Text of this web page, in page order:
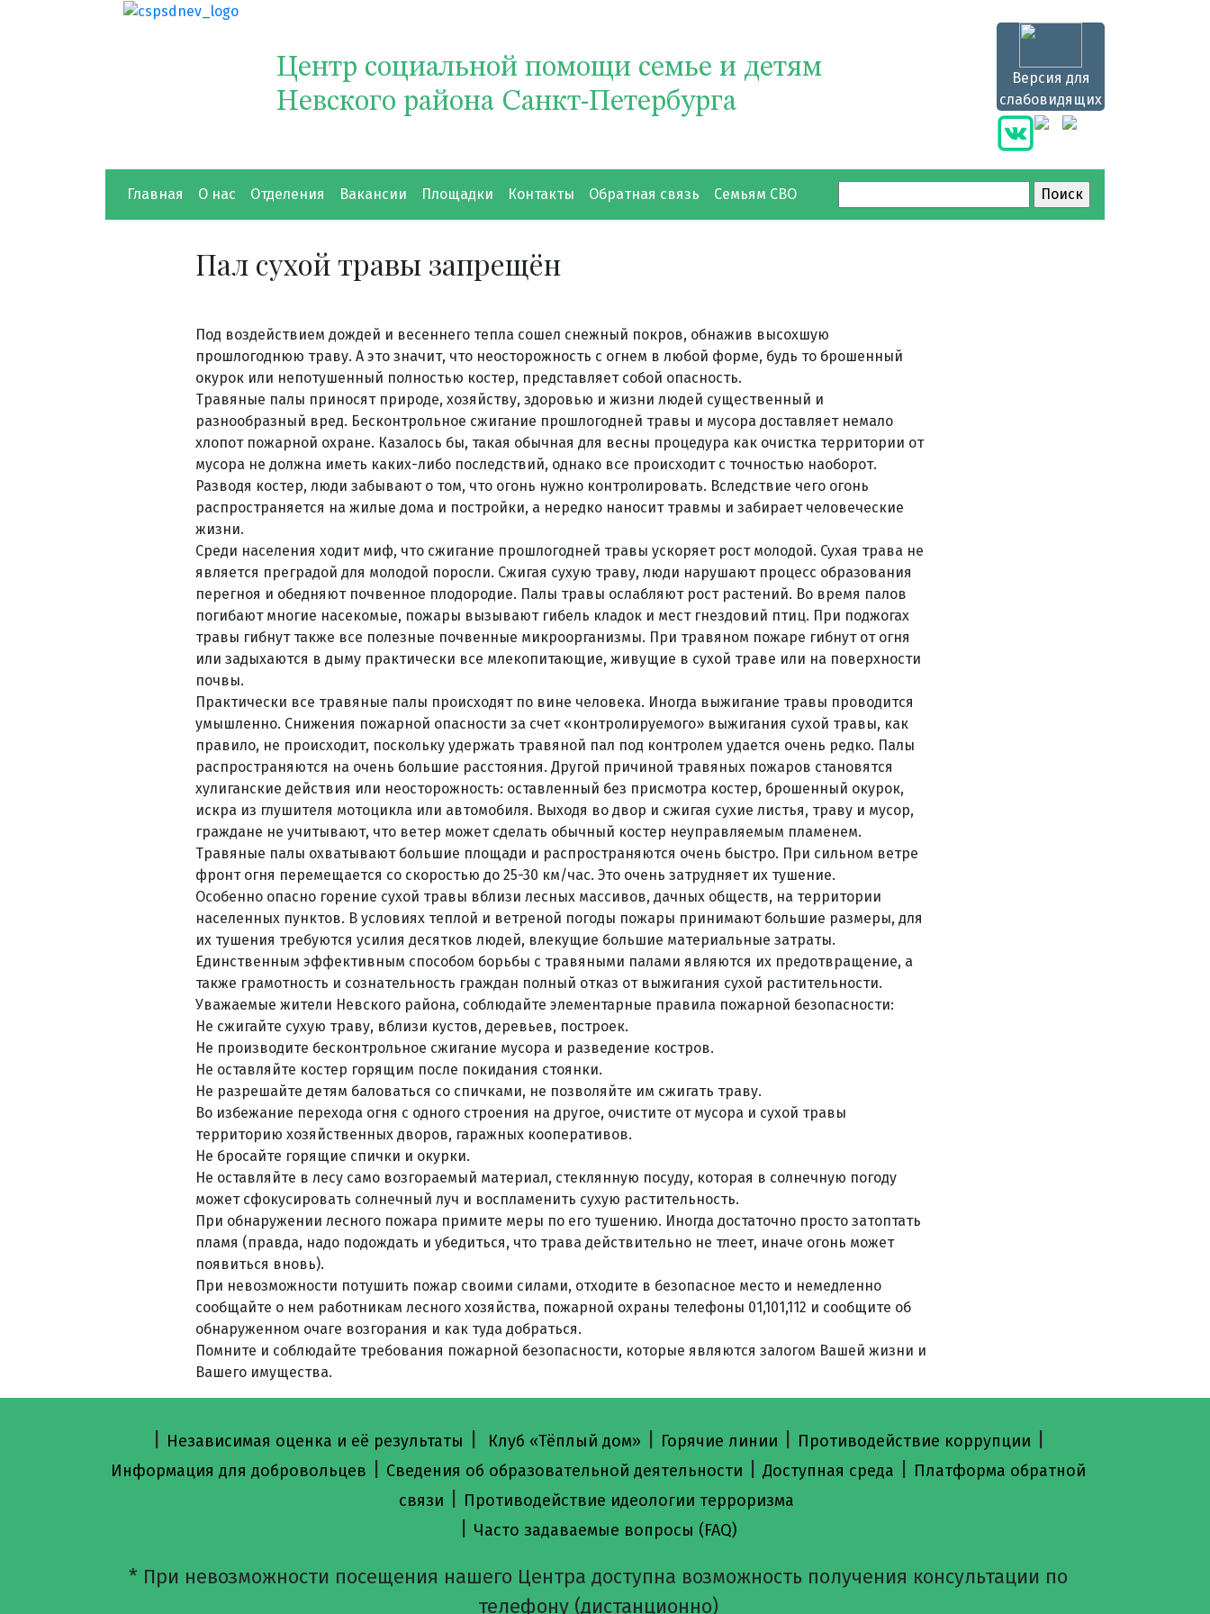
Центр социальной помощи семье и детям
Невского района Санкт-Петербурга
Версия для
слабовидящих
Главная О нас Отделения Вакансии Площадки Контакты Обратная связь Семьям СВО
Найти:
Пал сухой травы запрещён
Под воздействием дождей и весеннего тепла сошел снежный покров, обнажив высохшую
прошлогоднюю траву. А это значит, что неосторожность с огнем в любой форме, будь то брошенный
окурок или непотушенный полностью костер, представляет собой опасность.
Травяные палы приносят природе, хозяйству, здоровью и жизни людей существенный и
разнообразный вред. Бесконтрольное сжигание прошлогодней травы и мусора доставляет немало
хлопот пожарной охране. Казалось бы, такая обычная для весны процедура как очистка территории от
мусора не должна иметь каких-либо последствий, однако все происходит с точностью наоборот.
Разводя костер, люди забывают о том, что огонь нужно контролировать. Вследствие чего огонь
распространяется на жилые дома и постройки, а нередко наносит травмы и забирает человеческие
жизни.
Среди населения ходит миф, что сжигание прошлогодней травы ускоряет рост молодой. Сухая трава не
является преградой для молодой поросли. Сжигая сухую траву, люди нарушают процесс образования
перегноя и обедняют почвенное плодородие. Палы травы ослабляют рост растений. Во время палов
погибают многие насекомые, пожары вызывают гибель кладок и мест гнездовий птиц. При поджогах
травы гибнут также все полезные почвенные микроорганизмы. При травяном пожаре гибнут от огня
или задыхаются в дыму практически все млекопитающие, живущие в сухой траве или на поверхности
почвы.
Практически все травяные палы происходят по вине человека. Иногда выжигание травы проводится
умышленно. Снижения пожарной опасности за счет «контролируемого» выжигания сухой травы, как
правило, не происходит, поскольку удержать травяной пал под контролем удается очень редко. Палы
распространяются на очень большие расстояния. Другой причиной травяных пожаров становятся
хулиганские действия или неосторожность: оставленный без присмотра костер, брошенный окурок,
искра из глушителя мотоцикла или автомобиля. Выходя во двор и сжигая сухие листья, траву и мусор,
граждане не учитывают, что ветер может сделать обычный костер неуправляемым пламенем.
Травяные палы охватывают большие площади и распространяются очень быстро. При сильном ветре
фронт огня перемещается со скоростью до 25-30 км/час. Это очень затрудняет их тушение.
Особенно опасно горение сухой травы вблизи лесных массивов, дачных обществ, на территории
населенных пунктов. В условиях теплой и ветреной погоды пожары принимают большие размеры, для
их тушения требуются усилия десятков людей, влекущие большие материальные затраты.
Единственным эффективным способом борьбы с травяными палами являются их предотвращение, а
также грамотность и сознательность граждан полный отказ от выжигания сухой растительности.
Уважаемые жители Невского района, соблюдайте элементарные правила пожарной безопасности:
Не сжигайте сухую траву, вблизи кустов, деревьев, построек.
Не производите бесконтрольное сжигание мусора и разведение костров.
Не оставляйте костер горящим после покидания стоянки.
Не разрешайте детям баловаться со спичками, не позволяйте им сжигать траву.
Во избежание перехода огня с одного строения на другое, очистите от мусора и сухой травы
территорию хозяйственных дворов, гаражных кооперативов.
Не бросайте горящие спички и окурки.
Не оставляйте в лесу само возгораемый материал, стеклянную посуду, которая в солнечную погоду
может сфокусировать солнечный луч и воспламенить сухую растительность.
При обнаружении лесного пожара примите меры по его тушению. Иногда достаточно просто затоптать
пламя (правда, надо подождать и убедиться, что трава действительно не тлеет, иначе огонь может
появиться вновь).
При невозможности потушить пожар своими силами, отходите в безопасное место и немедленно
сообщайте о нем работникам лесного хозяйства, пожарной охраны телефоны 01,101,112 и сообщите об
обнаруженном очаге возгорания и как туда добраться.
Помните и соблюдайте требования пожарной безопасности, которые являются залогом Вашей жизни и
Вашего имущества.
Независимая оценка и её результаты Клуб «Тёплый дом» Горячие линии Противодействие коррупции
Информация для добровольцев Сведения об образовательной деятельности Доступная среда
Платформа обратной
связи
Противодействие идеологии терроризма
Часто задаваемые вопросы (FAQ)
* При невозможности посещения нашего Центра доступна возможность получения консультации по
телефону (дистанционно)